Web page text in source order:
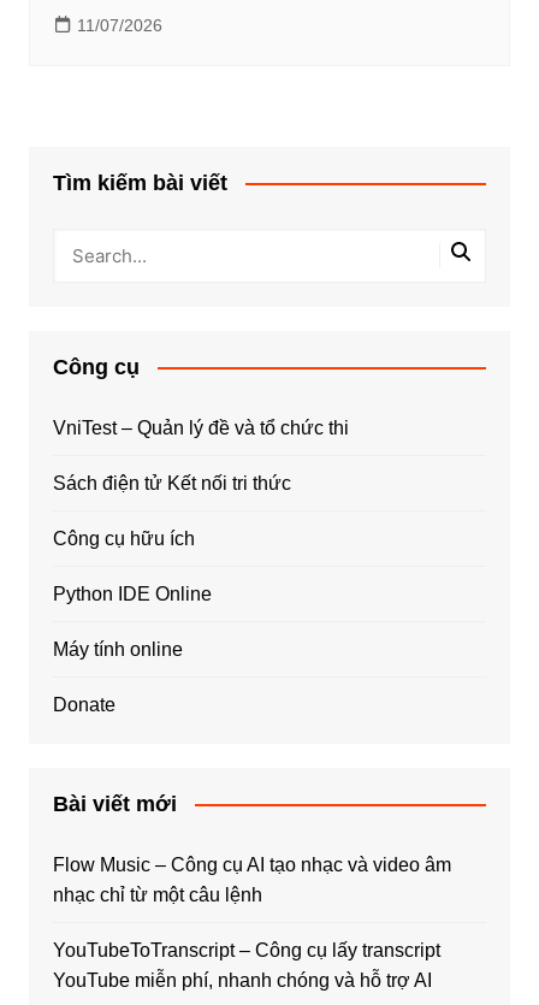
11/07/2026
Tìm kiếm bài viết
Công cụ
VniTest – Quản lý đề và tổ chức thi
Sách điện tử Kết nối tri thức
Công cụ hữu ích
Python IDE Online
Máy tính online
Donate
Bài viết mới
Flow Music – Công cụ AI tạo nhạc và video âm
nhạc chỉ từ một câu lệnh
YouTubeToTranscript – Công cụ lấy transcript
YouTube miễn phí, nhanh chóng và hỗ trợ AI